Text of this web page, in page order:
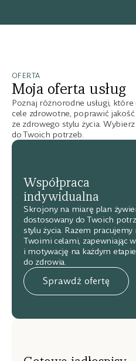
OFERTA
Moja oferta usług
Poznaj różnorodne usługi,
cele zdrowotne, poprawić
ze zdrowego stylu życia.
do Twoich potrzeb.
Współpraca
indywidualna
Skrojony na miarę plan
dostosowany do Twoich
stylu życia. Razem pracujemy
Twoimi celami, zapewniając
i motywację na każdym etapie
do zdrowia.
Sprawdź ofertę